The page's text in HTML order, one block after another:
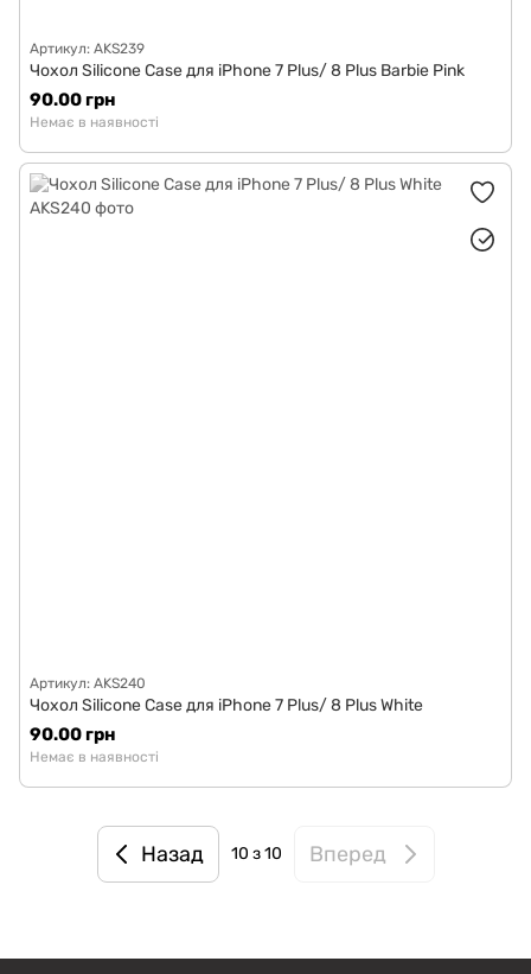
Артикул: AKS239
Чохол Silicone Case для iPhone 7 Plus/ 8 Plus Barbie Pink
90.00 грн
Немає в наявності
Артикул: AKS240
Чохол Silicone Case для iPhone 7 Plus/ 8 Plus White
90.00 грн
Немає в наявності
Назад 10 з 10 Вперед